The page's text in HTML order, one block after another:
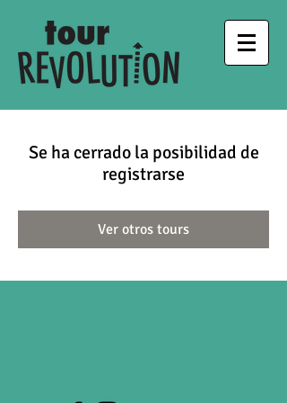
Se ha cerrado la posibilidad de
registrarse
Ver otros tours